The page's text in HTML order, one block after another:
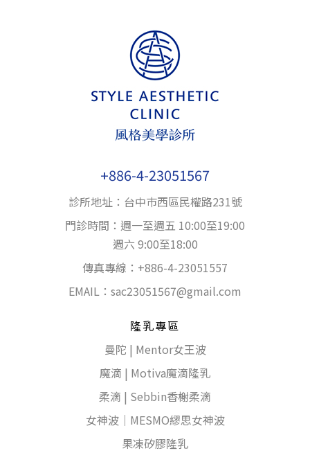
+886-4-23051567
診所地址：台中巿西區民權路231號
門診時間：週一至週五 10:00至19:00
週六 9:00至18:00
傳真專線：+886-4-23051557
EMAIL： sac23051567@gmail.com
隆乳專區
曼陀 | Mentor女王波
魔滴 | Motiva魔滴隆乳
柔滴 | Sebbin香榭柔滴
女神波｜MESMO繆思女神波
果凍矽膠隆乳